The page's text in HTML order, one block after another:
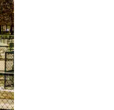
o dedo na tela.